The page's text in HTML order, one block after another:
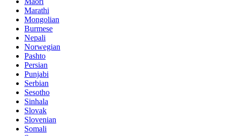
Marathi
Mongolian
Burmese
Nepali
Norwegian
Pashto
Persian
Punjabi
Serbian
Sesotho
Sinhala
Slovak
Slovenian
Somali